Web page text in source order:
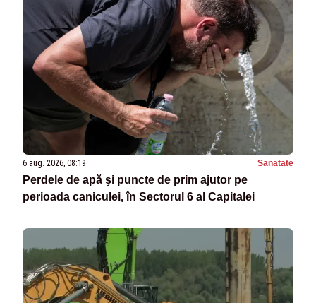
6 aug. 2026, 08:19 Sanatate
Perdele de apă şi puncte de prim ajutor pe
perioada caniculei, în Sectorul 6 al Capitalei